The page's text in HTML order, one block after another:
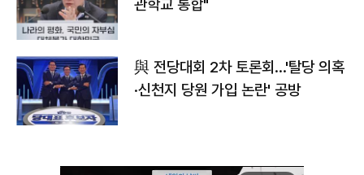
관학교 통합"
與 전당대회 2차 토론회…'탈당 의혹
·신천지 당원 가입 논란' 공방